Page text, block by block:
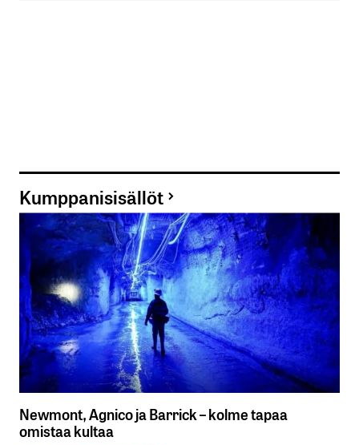
Kumppanisisällöt
Newmont, Agnico ja Barrick – kolme tapaa
omistaa kultaa